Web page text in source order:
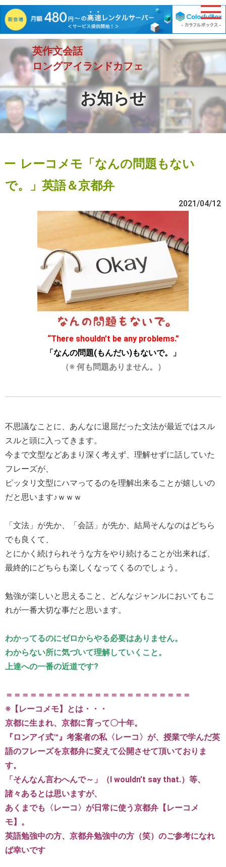
英作文会話
ロングアイランドカフェ
お知らせ
レーコメモ「なんの問題もない
で。」英語＆京都弁
2021/04/12
“There shouldn’t be any problems.”
「なんの問題(もんだい)もないで。」
（※ 何も問題ありません。）
不思議なことに、あんなに退屈だった文法が最近ではスル
スルと頭に入ってきます。
今まで文型などあまり深く考えず、理解せずに話していた
フレーズが、
ピッタリ文型にハマってるのを理解出来ることが嬉しいの
だと思います♪ｗｗｗ
「文法」が先か、「会話」が先か、結局そんなのはどちら
でも良くて、
とにかく続けられそうな方をやり続けることが出来れば、
最終的にどちらも楽しくなってくるのでしょう。
勉強が楽しいと思えること、どんなジャンルにおいてもこ
れが一番大切な事だと思います。
わかってるのにゼロからやる必要はありません。
わからない所に気づいて理解していくこと。
上達への一番の近道です?
＝＝＝＝＝＝＝＝＝＝＝＝＝＝＝＝＝＝＝＝＝＝＝
※【レーコメモ】とは・・・
京都に生まれ、京都に育って〇十年。
『ロンアイ式™』考案者の私〈レーコ〉が、授業で学んだ英
語のフレーズを京都弁に変えて公開させて頂いておりま
す。
「そんなん言わへんで～」（I wouldn’t say that.）等、
諸々あるとは思いますが、
あくまでも〈レーコ〉が日常に使う京都弁【レーコメ
モ】。
英語勉強中の方、京都弁勉強中の方（笑）のご参考になれ
ば幸いです